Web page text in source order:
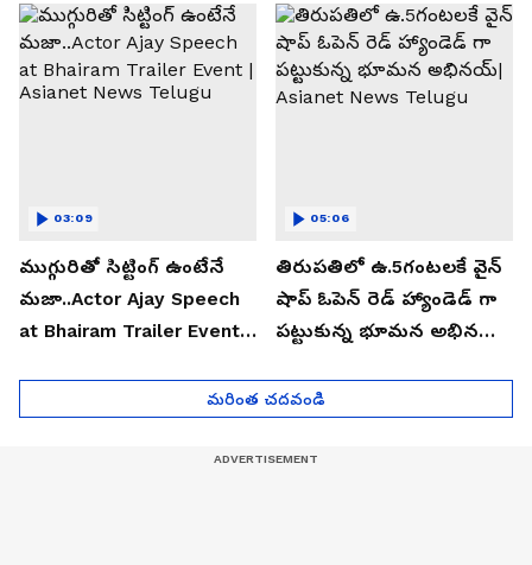
ముగ్గురితో సిట్టింగ్ ఉంటేనే
మజా..Actor Ajay Speech
at Bhairam Trailer Event |
03:09
తిరుపతిలో ఉ.5గంటలకే వైన్
షాప్ ఓపెన్ రెడ్ హ్యాండెడ్ గా
పట్టుకున్న భూమన అభినయ్|
05:06
మరింత చదవండి